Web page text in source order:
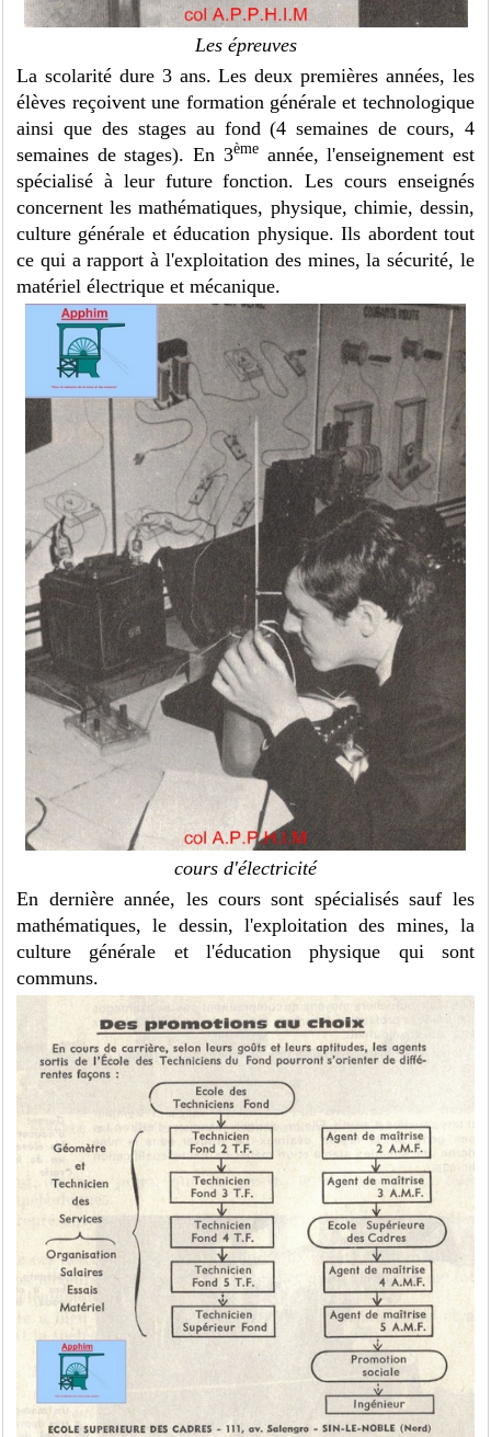
Les épreuves
La scolarité dure 3 ans. Les deux premières années, les
élèves reçoivent une formation générale et technologique
ainsi que des stages au fond (4 semaines de cours, 4
semaines de stages). En 3èmeannée, l'enseignement est
spécialisé à leur future fonction. Les cours enseignés
concernent les mathématiques, physique, chimie, dessin,
culture générale et éducation physique. Ils abordent tout
ce qui a rapport à l'exploitation des mines, la sécurité, le
matériel électrique et mécanique.
cours d'électricité
En dernière année, les cours sont spécialisés sauf les
mathématiques, le dessin, l'exploitation des mines, la
culture générale et l'éducation physique qui sont
communs.